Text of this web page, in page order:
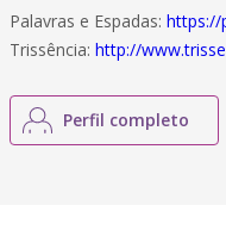
Palavras e Espadas: https://
Trissência: http://
Perfil completo